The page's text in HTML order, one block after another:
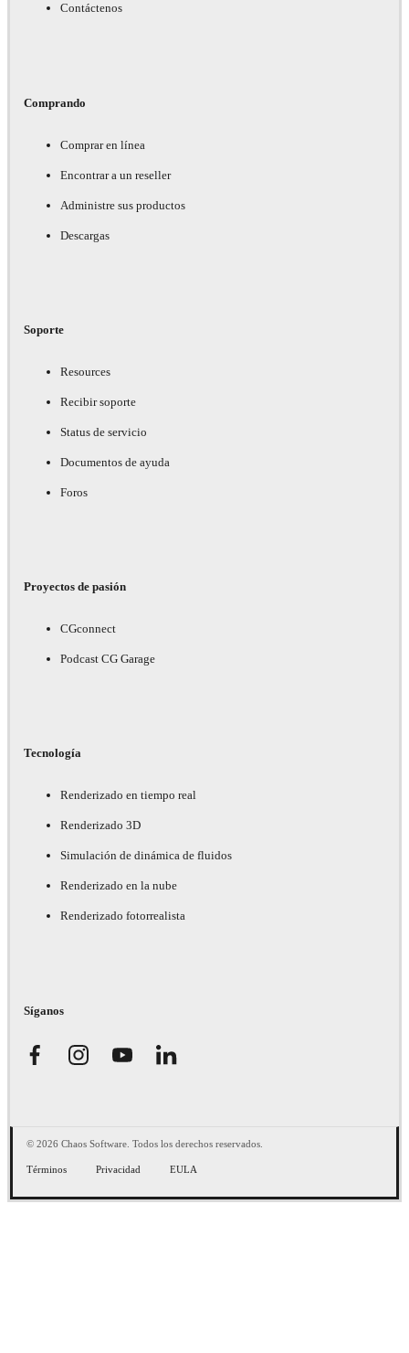
Contáctenos
Comprando
Comprar en línea
Encontrar a un reseller
Administre sus productos
Descargas
Soporte
Resources
Recibir soporte
Status de servicio
Documentos de ayuda
Foros
Proyectos de pasión
CGconnect
Podcast CG Garage
Tecnología
Renderizado en tiempo real
Renderizado 3D
Simulación de dinámica de fluidos
Renderizado en la nube
Renderizado fotorrealista
Síganos
© 2026 Chaos Software. Todos los derechos reservados.
Términos Privacidad EULA